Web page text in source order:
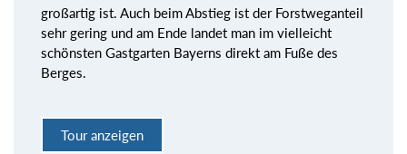
großartig ist. Auch beim Abstieg ist der Forstweganteil
sehr gering und am Ende landet man im vielleicht
schönsten Gastgarten Bayerns direkt am Fuße des
Berges.
Tour anzeigen